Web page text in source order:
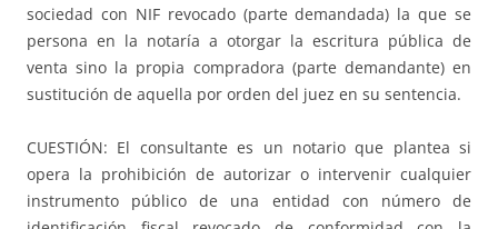
sociedad con NIF revocado (parte demandada) la que se
persona en la notaría a otorgar la escritura pública de
venta sino la propia compradora (parte demandante) en
sustitución de aquella por orden del juez en su sentencia.
CUESTIÓN: El consultante es un notario que plantea si
opera la prohibición de autorizar o intervenir cualquier
instrumento público de una entidad con número de